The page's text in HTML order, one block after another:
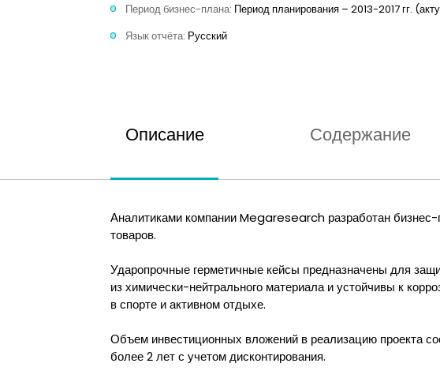
Период бизнес-плана: Период планирования – 2013-2017 гг.
Язык отчёта: Русский
Описание Содержание
Аналитиками компании Megaresearch разработан
товаров.
Ударопрочные герметичные кейсы предназначены для
из химически-нейтрального материала и устойчивы к
в спорте и активном отдыхе.
Объем инвестиционных вложений в реализацию проекта
более 2 лет с учетом дисконтирования.